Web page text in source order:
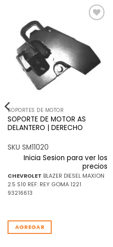
lista de
deseos
SOPORTES DE MOTOR
SOPORTE DE MOTOR AS
DELANTERO | DERECHO
SKU SM11020
Inicia Sesion para ver los
precios
CHEVROLET BLAZER DIESEL MAXION
2.5 S10 REF: REY GOMA 1221
93216613
AGREGAR